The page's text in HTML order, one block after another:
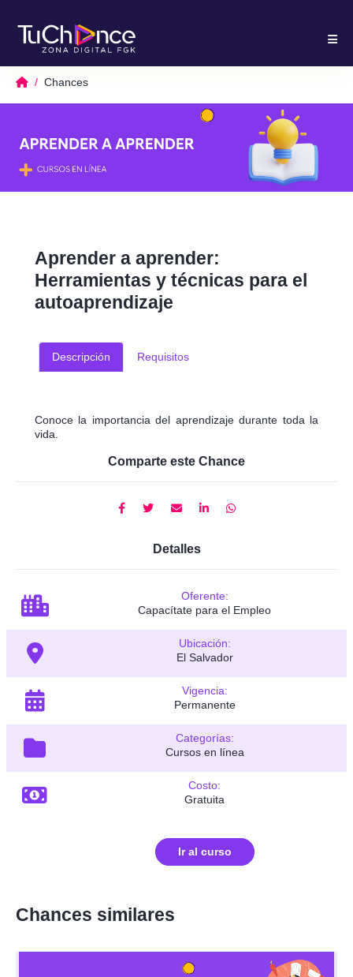
Chances
Aprender a aprender:
Herramientas y técnicas para el
autoaprendizaje
Descripción Requisitos
Conoce la importancia del aprendizaje durante toda la
vida.
Comparte este Chance
Detalles
Oferente:
Capacítate para el Empleo
Ubicación:
El Salvador
Vigencia:
Permanente
Categorías:
Cursos en línea
Costo:
Gratuita
Ir al curso
Chances similares